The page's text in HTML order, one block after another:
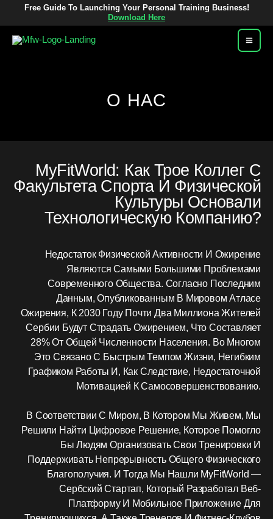
ПерейтиFree Guide To Launching Your Personal Training Business!
Download Here
О НАС
MyFitWorld: Как Трое Коллег С
Факультета Спорта И Физической
Культуры Основали
Технологическую Компанию?
Недостаток Физической Активности И Ожирение
Являются Самыми Большими Проблемами
Современного Общества. Согласно Последним
Данным, Опубликованным В Мировом Атласе
Ожирения, К 2030 Году Почти Два Миллиона Жителей
Сербии Будут Страдать Ожирением, Что Составляет
28% От Общей Численности Населения. Во Многом
Это Связано С Быстрым Темпом Жизни, Негибким
Графиком Работы И, Как Следствие, Недостаточной
Мотивацией К Самосовершенствованию.
В Соответствии С Миром, В Котором Мы Живем, Мы
Решили Найти Цифровое Решение, Которое Помогло
Бы Людям Организовать Свои Тренировки И
Поддерживать Непрерывность Общего Физического
Благополучия. И Тогда Мы Нашли MyFitWorld —
Сербский Стартап, Который Разработал Веб-
Платформу И Мобильное Приложение Для